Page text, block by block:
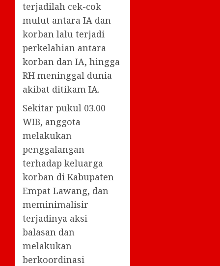
terjadilah cek-cok
mulut antara IA dan
korban lalu terjadi
perkelahian antara
korban dan IA, hingga
RH meninggal dunia
akibat ditikam IA.
Sekitar pukul 03.00
WIB, anggota
melakukan
penggalangan
terhadap keluarga
korban di Kabupaten
Empat Lawang, dan
meminimalisir
terjadinya aksi
balasan dan
melakukan
berkoordinasi